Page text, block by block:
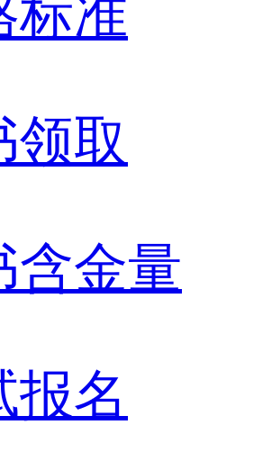
标准
领取
含金量
报名